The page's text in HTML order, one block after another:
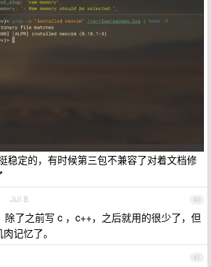
稳定的，有时候第三包不兼容了对着文档修
40
Jul 8
除了之前写 c ，c++，之后就用的很少了，但
记忆了。
41